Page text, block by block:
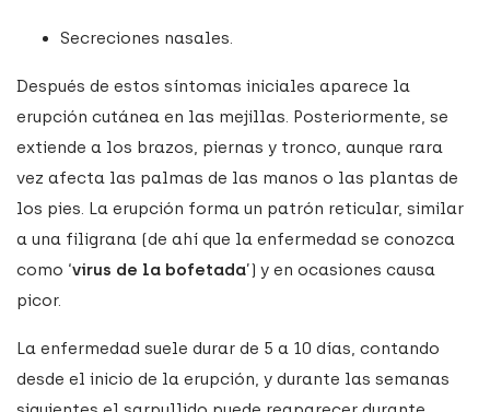
Secreciones nasales.
Después de estos síntomas iniciales aparece la
erupción cutánea en las mejillas. Posteriormente, se
extiende a los brazos, piernas y tronco, aunque rara
vez afecta las palmas de las manos o las plantas de
los pies. La erupción forma un patrón reticular, similar
a una filigrana (de ahí que la enfermedad se conozca
como ‘virus de la bofetada’) y en ocasiones causa
picor.
La enfermedad suele durar de 5 a 10 días, contando
desde el inicio de la erupción, y durante las semanas